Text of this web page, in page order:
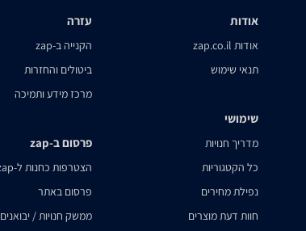
אודות
אודות zap.co.il
תנאי שימוש
שימושי
מדריך חנויות
כל הקטגוריות
נפילת מחירים
חוות דעת מוצרים
עזרה
הקנייה ב-zap
ביטולים והחזרות
מרכז מידע ותמיכה
פרסום ב-zap
הצטרפות כחנות ל-zap
פרסום באתר
ממשק חנויות / יבואנים